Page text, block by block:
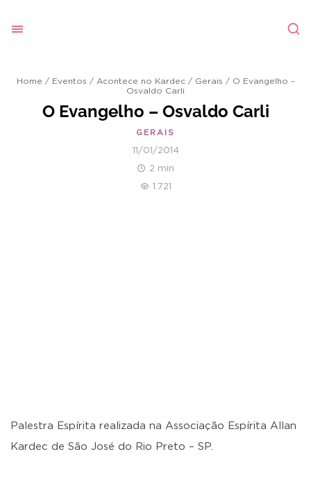
Home / Eventos / Acontece no Kardec/ Gerais / O Evangelho –
Osvaldo Carli
O Evangelho – Osvaldo Carli
GERAIS
11/01/2014
2 min
1.721
Palestra Espírita realizada na Associação Espírita Allan
Kardec de São José do Rio Preto – SP.